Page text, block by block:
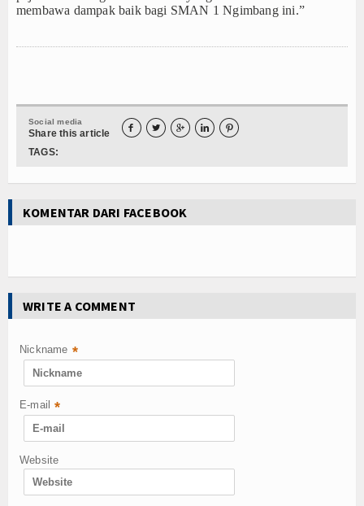
membawa dampak baik bagi SMAN 1 Ngimbang ini.”
Social media
Share this article     
TAGS:
KOMENTAR DARI FACEBOOK
WRITE A COMMENT
Nickname *
E-mail *
Website